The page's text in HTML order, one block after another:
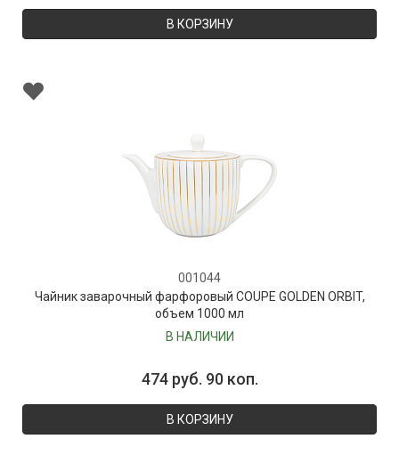
В КОРЗИНУ
001044
Чайник заварочный фарфоровый COUPE GOLDEN ORBIT,
объем 1000 мл
В НАЛИЧИИ
474 руб. 90 коп.
В КОРЗИНУ